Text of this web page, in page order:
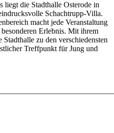
liegt die Stadthalle Osterode in
Schachtrupp-Villa.
macht jede Veranstaltung
Erlebnis. Mit ihrem
zu den verschiedensten
Treffpunkt für Jung und